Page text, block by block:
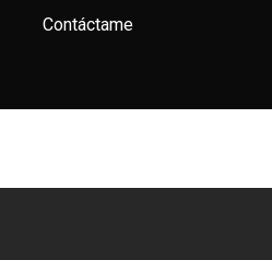
Contáctame